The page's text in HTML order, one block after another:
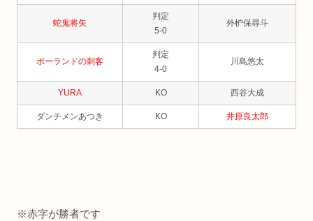
蛇鬼将矢
判定
5-0
外枦保尋斗
ポーランドの刺客
判定
4-0
川島悠太
YURA KO 西谷大成
ダンチメンあつき KO 井原良太郎
※赤字が勝者です